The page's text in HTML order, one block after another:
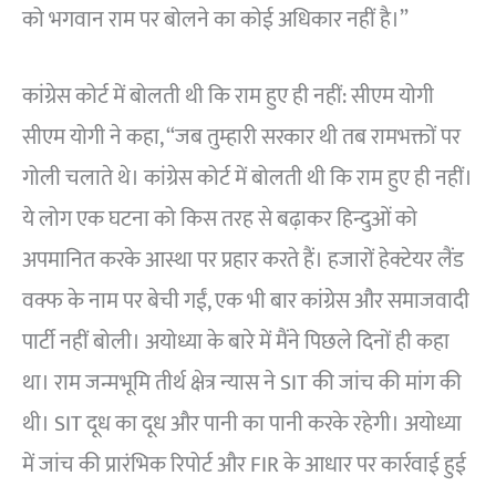
को भगवान राम पर बोलने का कोई अधिकार नहीं है।”
कांग्रेस कोर्ट में बोलती थी कि राम हुए ही नहीं: सीएम योगी
सीएम योगी ने कहा, “जब तुम्हारी सरकार थी तब रामभक्तों पर
गोली चलाते थे। कांग्रेस कोर्ट में बोलती थी कि राम हुए ही नहीं।
ये लोग एक घटना को किस तरह से बढ़ाकर हिन्दुओं को
अपमानित करके आस्था पर प्रहार करते हैं। हजारों हेक्टेयर लैंड
वक्फ के नाम पर बेची गईं, एक भी बार कांग्रेस और समाजवादी
पार्टी नहीं बोली। अयोध्या के बारे में मैंने पिछले दिनों ही कहा
था। राम जन्मभूमि तीर्थ क्षेत्र न्यास ने SIT की जांच की मांग की
थी। SIT दूध का दूध और पानी का पानी करके रहेगी। अयोध्या
में जांच की प्रारंभिक रिपोर्ट और FIR के आधार पर कार्रवाई हुई